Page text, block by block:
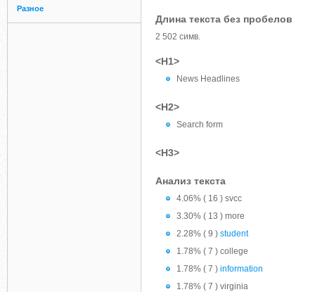
Разное
Длина текста без пробелов
2 502 симв.
<H1>
News Headlines
<H2>
Search form
<H3>
Анализ текста
4.06% ( 16 ) svcc
3.30% ( 13 ) more
2.28% ( 9 ) student
1.78% ( 7 ) college
1.78% ( 7 ) information
1.78% ( 7 ) virginia